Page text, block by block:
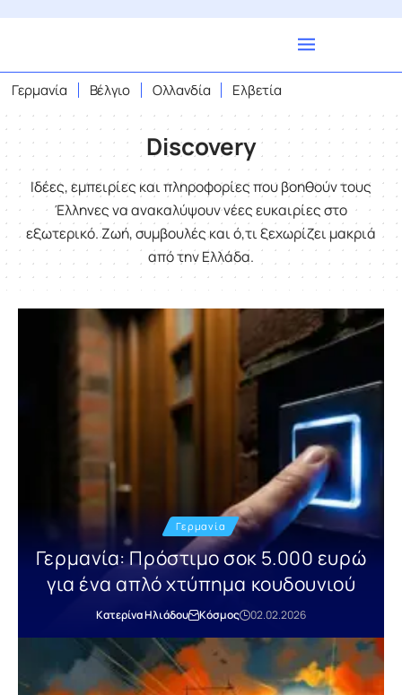
Γερμανία Βέλγιο Ολλανδία Ελβετία
Discovery
Ιδέες, εμπειρίες και πληροφορίες που βοηθούν τους
Έλληνες να ανακαλύψουν νέες ευκαιρίες στο
εξωτερικό. Ζωή, συμβουλές και ό,τι ξεχωρίζει μακριά
από την Ελλάδα.
Γερμανία
Γερμανία: Πρόστιμο σοκ 5.000 ευρώ
για ένα απλό χτύπημα κουδουνιού
Κατερίνα Ηλιάδου Κόσμος 02.02.2026